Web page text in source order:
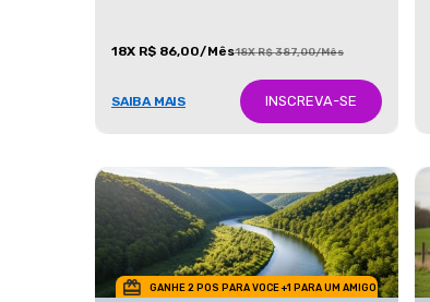
18X R$ 86,00/Mês18X R$ 387,00/Mês
SAIBA MAIS INSCREVA-SE
GANHE 2 POS PARA VOCE +1 PARA UM AMIGO